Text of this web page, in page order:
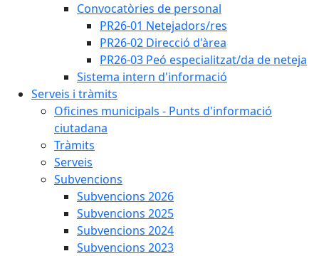
Convocatòries de personal
PR26-01 Netejadors/res
PR26-02 Direcció d'àrea
PR26-03 Peó especialitzat/da de neteja
Sistema intern d'informació
Serveis i tràmits
Oficines municipals - Punts d'informació
ciutadana
Tràmits
Serveis
Subvencions
Subvencions 2026
Subvencions 2025
Subvencions 2024
Subvencions 2023